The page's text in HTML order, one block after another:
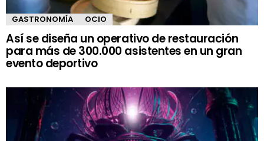
GASTRONOMÍA OCIO
Así se diseña un operativo de restauración
para más de 300.000 asistentes en un gran
evento deportivo